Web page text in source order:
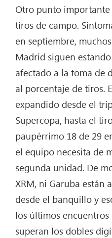
Otro punto importante
tiros de campo.
en septiembre,
Madrid siguen
afectado a la toma de
al porcentaje de tiros.
expandido desde el
Supercopa, hasta el
paupérrimo 18 de 29
el equipo necesita de
segunda unidad. De
XRM, ni Garuba están
desde el banquillo y
los últimos
superan los dobles